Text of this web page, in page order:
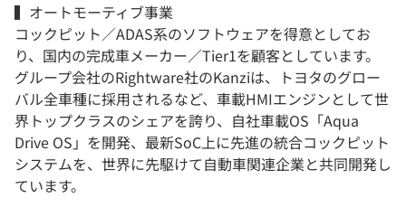
▍オートモーティブ事業
コックピット／ADAS系のソフトウェアを得意としてお
り、国内の完成車メーカー／Tier1を顧客としています。
グループ会社のRightware社のKanziは、トヨタのグロー
バル全車種に採用されるなど、車載HMIエンジンとして世
界トップクラスのシェアを誇り、自社車載OS「Aqua
Drive OS」を開発、最新SoC上に先進の統合コックピット
システムを、世界に先駆けて自動車関連企業と共同開発し
ています。